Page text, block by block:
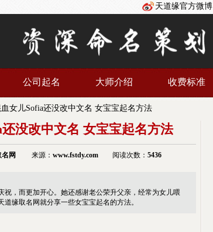
天道缘官方微博
公司起名 大师介绍 收费标准
女儿Sofia还没改中文名 女宝宝起名方法
没改中文名 女宝宝起名方法
网 来源： www.fstdy.com阅读次数： 5436
，而更加开心。她还感谢老公荣升父亲，经常为女儿喂
缘取名网就分享一些女宝宝起名的方法。